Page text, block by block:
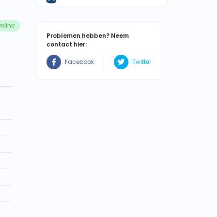
Problemen hebben? Neem
contact hier:
Facebook Twitter